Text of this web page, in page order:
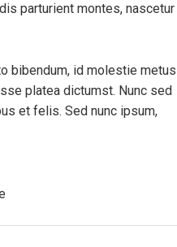
parturient montes, nascetur
bibendum, id molestie metus
platea dictumst. Nunc sed
et felis. Sed nunc ipsum,